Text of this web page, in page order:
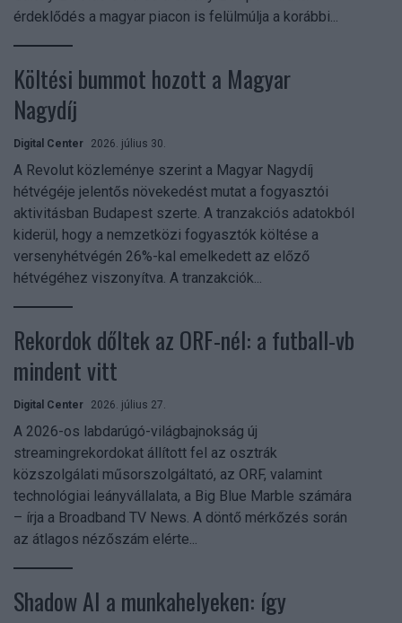
érdeklődés a magyar piacon is felülmúlja a korábbi...
Költési bummot hozott a Magyar
Nagydíj
Digital Center 2026. július 30.
A Revolut közleménye szerint a Magyar Nagydíj
hétvégéje jelentős növekedést mutat a fogyasztói
aktivitásban Budapest szerte. A tranzakciós adatokból
kiderül, hogy a nemzetközi fogyasztók költése a
versenyhétvégén 26%-kal emelkedett az előző
hétvégéhez viszonyítva. A tranzakciók...
Rekordok dőltek az ORF-nél: a futball-vb
mindent vitt
Digital Center 2026. július 27.
A 2026-os labdarúgó-világbajnokság új
streamingrekordokat állított fel az osztrák
közszolgálati műsorszolgáltató, az ORF, valamint
technológiai leányvállalata, a Big Blue Marble számára
– írja a Broadband TV News. A döntő mérkőzés során
az átlagos nézőszám elérte...
Shadow AI a munkahelyeken: így